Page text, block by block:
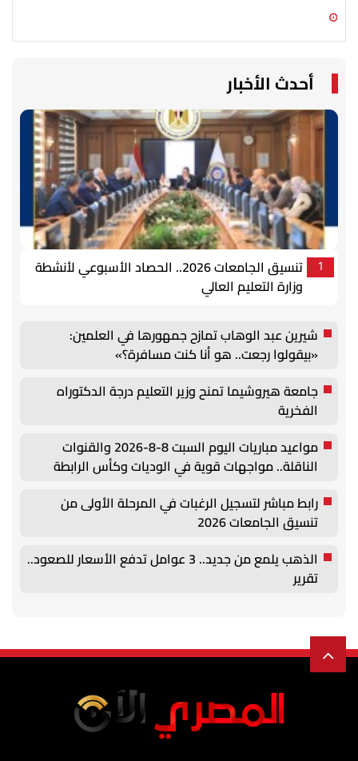
أحدث الأخبار
1
تنسيق الجامعات 2026.. الحصاد الأسبوعي لأنشطة
وزارة التعليم العالي
شيرين عبد الوهاب تمازح جمهورها في العلمين:
«بيقولوا رجعت.. هو أنا كنت مسافرة؟»
جامعة هيروشيما تمنح وزير التعليم درجة الدكتوراه
الفخرية
مواعيد مباريات اليوم السبت 8-8-2026 والقنوات
الناقلة.. مواجهات قوية في الوديات وكأس الرابطة
رابط مباشر لتسجيل الرغبات في المرحلة الأولى من
تنسيق الجامعات 2026
الذهب يلمع من جديد.. 3 عوامل تدفع الأسعار للصعود..
تقرير